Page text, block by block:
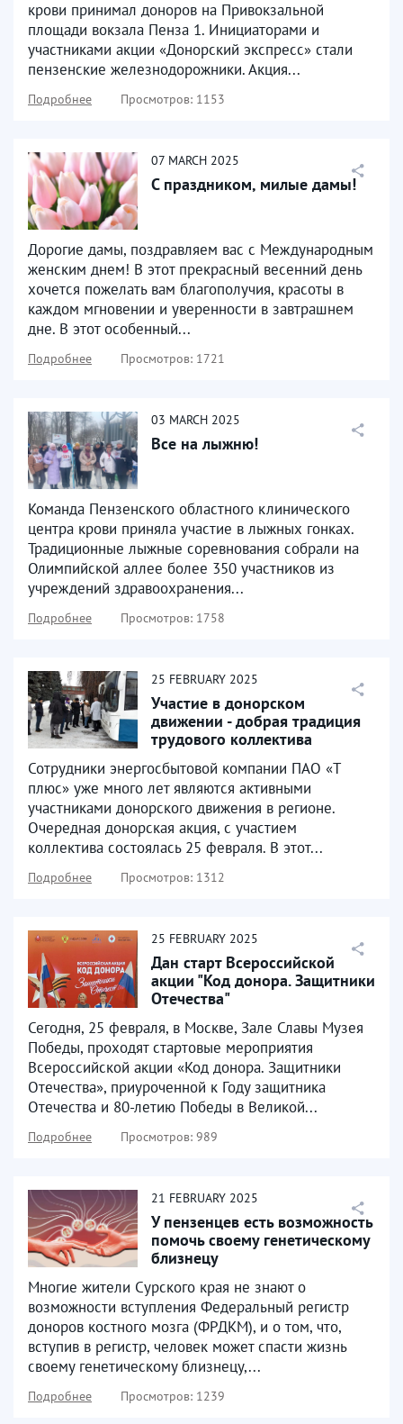
крови принимал доноров на Привокзальной
площади вокзала Пенза 1. Инициаторами и
участниками акции «Донорский экспресс» стали
пензенские железнодорожники. Акция...
Подробнее Просмотров: 1153
07 MARCH 2025
С праздником, милые дамы!
Дорогие дамы, поздравляем вас с Международным
женским днем! В этот прекрасный весенний день
хочется пожелать вам благополучия, красоты в
каждом мгновении и уверенности в завтрашнем
дне. В этот особенный...
Подробнее Просмотров: 1721
03 MARCH 2025
Все на лыжню!
Команда Пензенского областного клинического
центра крови приняла участие в лыжных гонках.
Традиционные лыжные соревнования собрали на
Олимпийской аллее более 350 участников из
учреждений здравоохранения...
Подробнее Просмотров: 1758
25 FEBRUARY 2025
Участие в донорском
движении - добрая традиция
трудового коллектива
Сотрудники энергосбытовой компании ПАО «Т
плюс» уже много лет являются активными
участниками донорского движения в регионе.
Очередная донорская акция, с участием
коллектива состоялась 25 февраля. В этот...
Подробнее Просмотров: 1312
25 FEBRUARY 2025
Дан старт Всероссийской
акции "Код донора. Защитники
Отечества"
Сегодня, 25 февраля, в Москве, Зале Славы Музея
Победы, проходят стартовые мероприятия
Всероссийской акции «Код донора. Защитники
Отечества», приуроченной к Году защитника
Отечества и 80-летию Победы в Великой...
Подробнее Просмотров: 989
21 FEBRUARY 2025
У пензенцев есть возможность
помочь своему генетическому
близнецу
Многие жители Сурского края не знают о
возможности вступления Федеральный регистр
доноров костного мозга (ФРДКМ), и о том, что,
вступив в регистр, человек может спасти жизнь
своему генетическому близнецу,...
Подробнее Просмотров: 1239